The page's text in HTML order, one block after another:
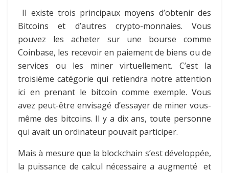
Il existe trois principaux moyens d’obtenir des
Bitcoins et d’autres crypto-monnaies. Vous
pouvez les acheter sur une bourse comme
Coinbase, les recevoir en paiement de biens ou de
services ou les miner virtuellement. C’est la
troisième catégorie qui retiendra notre attention
ici en prenant le bitcoin comme exemple. Vous
avez peut-être envisagé d’essayer de miner vous-
même des bitcoins. Il y a dix ans, toute personne
qui avait un ordinateur pouvait participer.
Mais à mesure que la blockchain s’est développée,
la puissance de calcul nécessaire a augmenté et